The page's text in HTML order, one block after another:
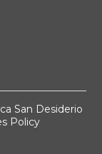
San Desiderio
Policy